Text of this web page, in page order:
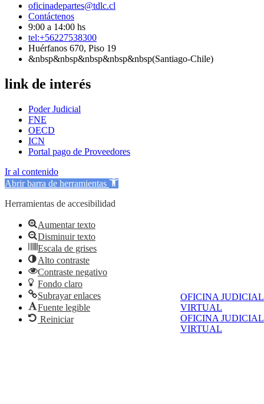
OFICINA JUDICIAL
VIRTUAL
OFICINA JUDICIAL
VIRTUAL
oficinadepartes@tdlc.cl
Contáctenos
9:00 a 14:00 hs
tel:+56227538300
Huérfanos 670, Piso 19
&nbsp&nbsp&nbsp&nbsp&nbsp(Santiago-Chile)
link de interés
Poder Judicial
FNE
OECD
ICN
Portal pago de Proveedores
Ir al contenido
Abrir barra de herramientas
Herramientas de accesibilidad
Aumentar texto
Disminuir texto
Escala de grises
Alto contraste
Contraste negativo
Fondo claro
Subrayar enlaces
Fuente legible
Reiniciar